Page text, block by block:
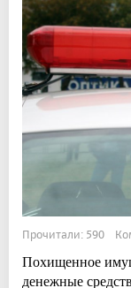
Прочитали: 590
Похищенное
денежные